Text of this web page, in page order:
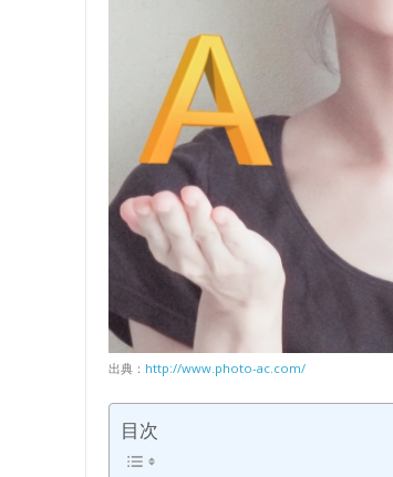
出典： http://www.photo-ac.com/
目次